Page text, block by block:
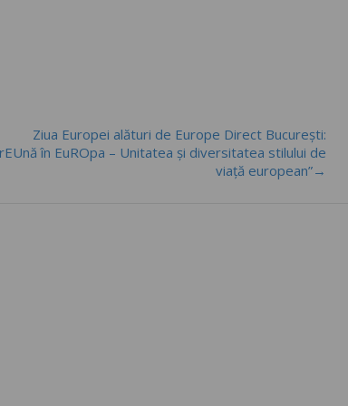
Ziua Europei alături de Europe Direct București:
în EuROpa – Unitatea și diversitatea stilului de
viață european”→